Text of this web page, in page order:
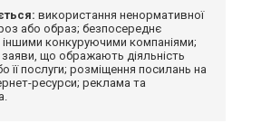
використання ненормативної
або образ; безпосереднє
іншими конкуруючими компаніями;
заяви, що ображають діяльність
її послуги; розміщення посилань на
ресурси; реклама та